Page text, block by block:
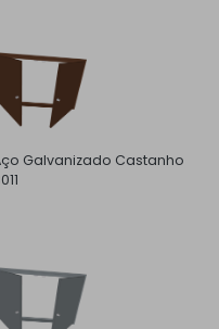
Galvanizado Castanho